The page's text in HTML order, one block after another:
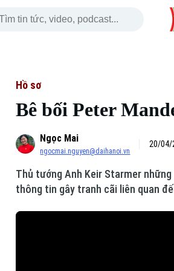
Chính trị
Xã hội
An ninh trật tự
Công nghệ
Người Hà Nội
Khoảnh khắc Hà
Ẩm thực
Quân sự
Hồ sơ
Người
Hồ sơ
Bê bối Peter
Ngọc Mai
ngocmai.nguyen@daihanoi.vn
20/04/
Thủ tướng Anh Keir Starmer
thông tin gây tranh cãi liên quan